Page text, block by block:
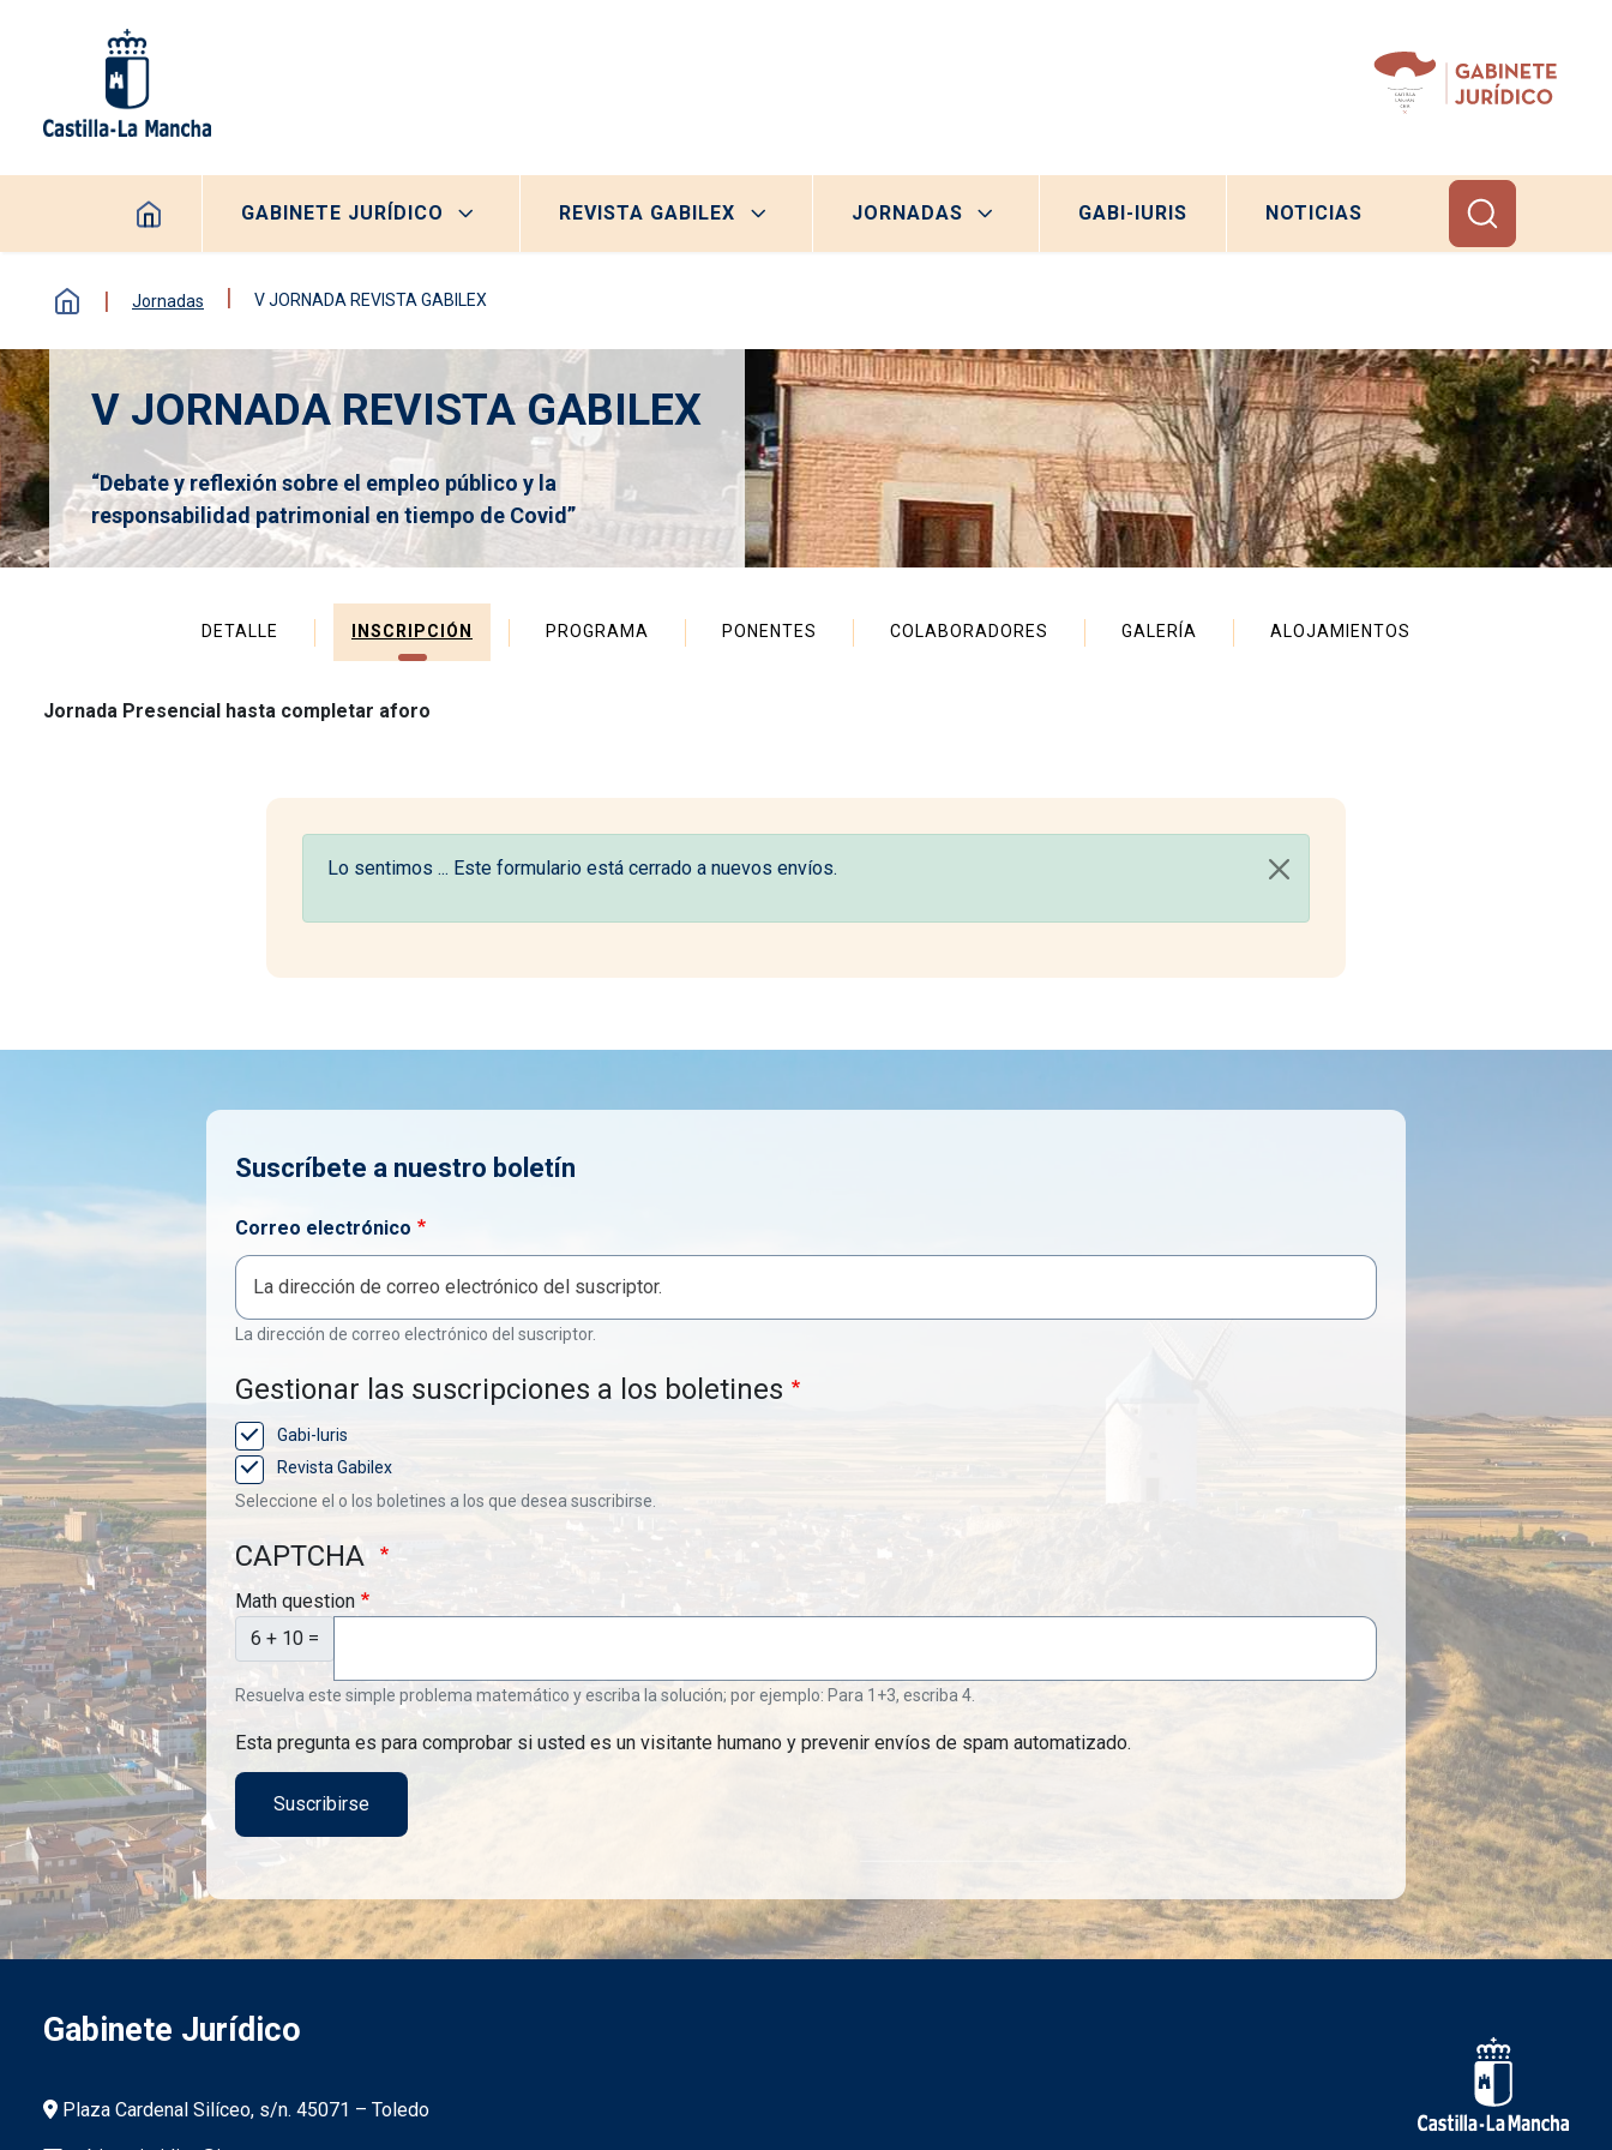
Navegación principal
GABINETE JURÍDICO REVISTA GABILEX JORNADAS GABI-IURIS NOTICIAS
Jornadas V JORNADA REVISTA GABILEX
V JORNADA REVISTA GABILEX
“Debate y reflexión sobre el empleo público y la
responsabilidad patrimonial en tiempo de Covid”
DETALLE INSCRIPCIÓN PROGRAMA PONENTES COLABORADORES GALERÍA ALOJAMIENTOS
Jornada Presencial hasta completar aforo
Lo sentimos ... Este formulario está cerrado a nuevos envíos.
Suscríbete a nuestro boletín
Correo electrónico
La dirección de correo electrónico del suscriptor.
Gestionar las suscripciones a los boletines
Gabi-Iuris
Revista Gabilex
Seleccione el o los boletines a los que desea suscribirse.
CAPTCHA
Math question
6 + 10 =
Resuelva este simple problema matemático y escriba la solución; por ejemplo: Para 1+3, escriba 4.
Esta pregunta es para comprobar si usted es un visitante humano y prevenir envíos de spam automatizado.
Gabinete Jurídico
Información de la institución
Plaza Cardenal Silíceo, s/n. 45071 – Toledo